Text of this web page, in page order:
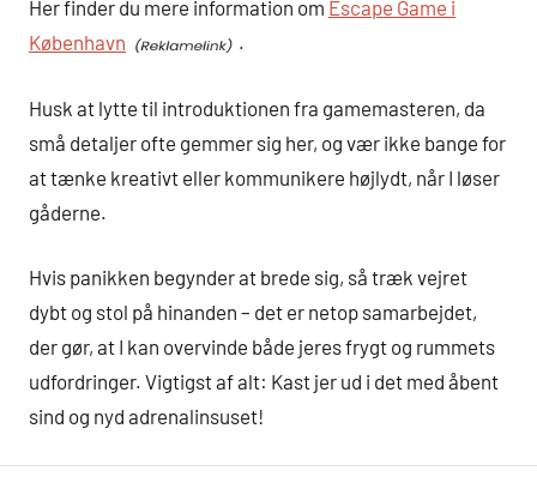
Her finder du mere information om Escape Game i
København
.
Husk at lytte til introduktionen fra gamemasteren, da
små detaljer ofte gemmer sig her, og vær ikke bange for
at tænke kreativt eller kommunikere højlydt, når I løser
gåderne.
Hvis panikken begynder at brede sig, så træk vejret
dybt og stol på hinanden – det er netop samarbejdet,
der gør, at I kan overvinde både jeres frygt og rummets
udfordringer. Vigtigst af alt: Kast jer ud i det med åbent
sind og nyd adrenalinsuset!